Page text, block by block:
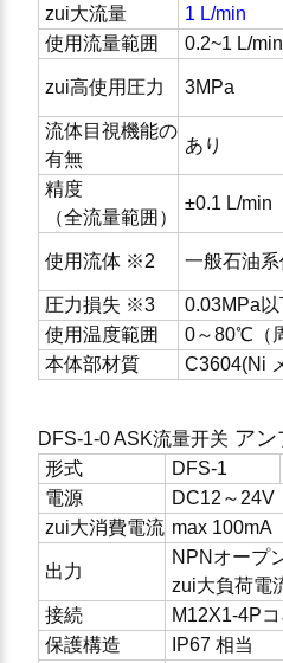
zui大流量
1 L/min
使用流量範囲
0.2~1 L/min
zui高使用圧力 3MPa
流体目視機能の
有無
あり
精度
（全流量範囲）
±0.1 L/min
使用流体 ※2 一般石油
圧力損失 ※3
0.03MPa以
使用温度範囲
0～80℃（
本体部材質
C3604(Ni
DFS-1-0ASK流量开关 アン
形式
DFS-1
電源
DC12～24V
zui大消費電流 max 100mA
出力
NPNオープ
zui大負荷電
接続
M12X1-4P
保護構造
IP67 相当